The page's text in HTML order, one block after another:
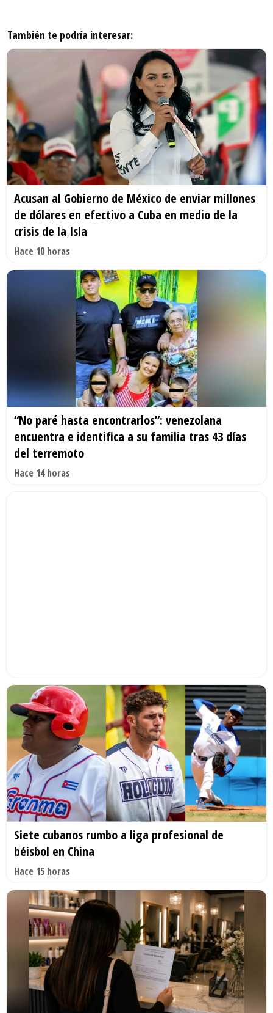
También te podría interesar:
Acusan al Gobierno de México de enviar millones
de dólares en efectivo a Cuba en medio de la
crisis de la Isla
Hace 10 horas
“No paré hasta encontrarlos”: venezolana
encuentra e identifica a su familia tras 43 días
del terremoto
Hace 14 horas
Siete cubanos rumbo a liga profesional de
béisbol en China
Hace 15 horas